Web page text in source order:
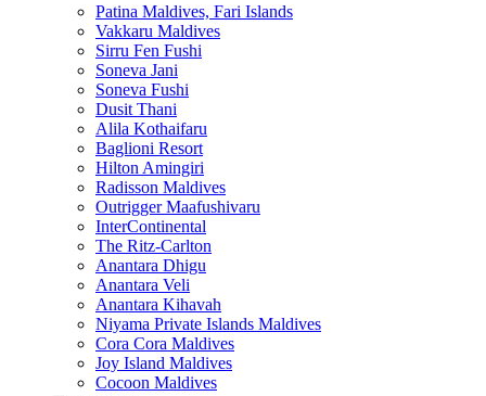
Patina Maldives, Fari Islands
Vakkaru Maldives
Sirru Fen Fushi
Soneva Jani
Soneva Fushi
Dusit Thani
Alila Kothaifaru
Baglioni Resort
Hilton Amingiri
Radisson Maldives
Outrigger Maafushivaru
InterContinental
The Ritz-Carlton
Anantara Dhigu
Anantara Veli
Anantara Kihavah
Niyama Private Islands Maldives
Cora Cora Maldives
Joy Island Maldives
Cocoon Maldives